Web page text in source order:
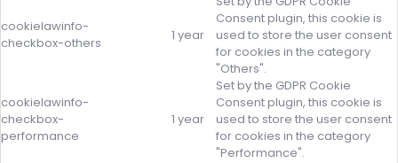
cookielawinfo-
checkbox-others
1 year
Consent plugin, this cookie is
used to store the user consent
for cookies in the category
"Others".
cookielawinfo-
checkbox-
performance
1 year
Set by the GDPR Cookie
Consent plugin, this cookie is
used to store the user consent
for cookies in the category
"Performance".